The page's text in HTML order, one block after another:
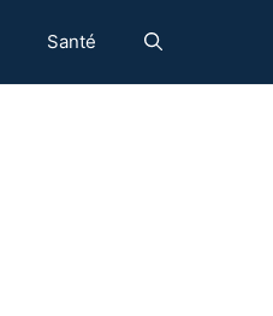
Santé